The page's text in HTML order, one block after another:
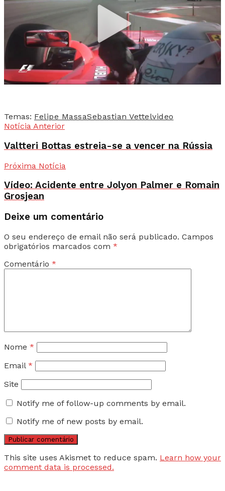
Temas: Felipe MassaSebastian Vettelvideo
Notícia Anterior
Valtteri Bottas estreia-se a vencer na Rússia
Próxima Notícia
Vídeo: Acidente entre Jolyon Palmer e Romain
Grosjean
Deixe um comentário
O seu endereço de email não será publicado. Campos
obrigatórios marcados com *
Comentário *
Nome *
Email *
Site
Notify me of follow-up comments by email.
Notify me of new posts by email.
This site uses Akismet to reduce spam. Learn how your
comment data is processed.